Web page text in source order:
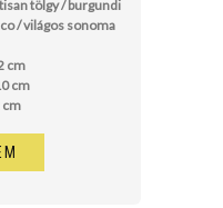
tölgy / burgundi
/ világos sonoma
cm
cm
cm